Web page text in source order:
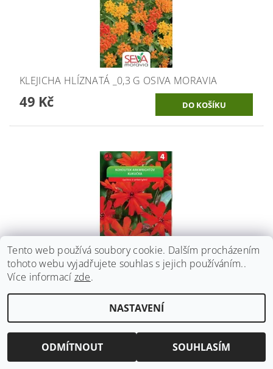
KLEJICHA HLÍZNATÁ _0,3 G OSIVA MORAVIA
49 Kč
KOHOUTEK ARKWRIGHTŮV _0,2 G OSIVA MORAVIA
29 Kč
Tento web používá soubory cookie. Dalším procházením
tohoto webu vyjadřujete souhlas s jejich používáním..
Více informací zde.
NASTAVENÍ
ODMÍTNOUT SOUHLASÍM